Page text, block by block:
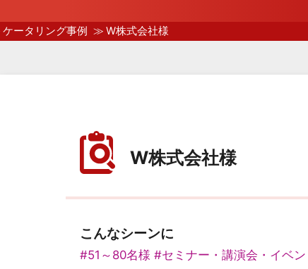
ケータリング事例 W株式会社様
W株式会社様
こんなシーンに
#51～80名様 #セミナー・講演会・イベン